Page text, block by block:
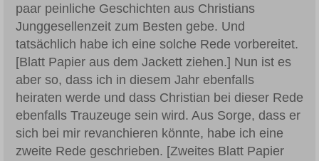
paar peinliche Geschichten aus Christians
Junggesellenzeit zum Besten gebe. Und
tatsächlich habe ich eine solche Rede vorbereitet.
[Blatt Papier aus dem Jackett ziehen.] Nun ist es
aber so, dass ich in diesem Jahr ebenfalls
heiraten werde und dass Christian bei dieser Rede
ebenfalls Trauzeuge sein wird. Aus Sorge, dass er
sich bei mir revanchieren könnte, habe ich eine
zweite Rede geschrieben. [Zweites Blatt Papier